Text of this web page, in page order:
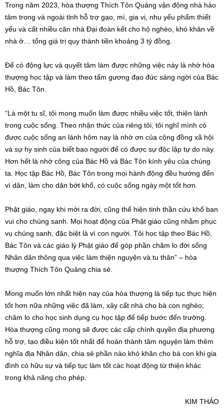
Trong năm 2023, hòa thượng Thích Tôn Quảng vận động nhà hảo
tâm trong và ngoài tỉnh hỗ trợ gạo, mì, gia vị, nhu yếu phẩm thiết
yếu và cất nhiều căn nhà Đại đoàn kết cho hộ nghèo, khó khăn về
nhà ở… tổng giá trị quy thành tiền khoảng 3 tỷ đồng.
Để có động lực và quyết tâm làm được những việc này là nhờ hòa
thượng học tập và làm theo tấm gương đạo đức sáng ngời của Bác
Hồ, Bác Tôn.
“Là một tu sĩ, tôi mong muốn làm được nhiều việc tốt, thiện lành
trong cuộc sống. Theo nhận thức của riêng tôi, tôi nghĩ mình có
được cuộc sống an lành hôm nay là nhờ ơn của cộng đồng xã hội
và sự hy sinh của biết bao người để có được sự độc lập tự do này.
Hơn hết là nhờ công của Bác Hồ và Bác Tôn kính yêu của chúng
ta. Học tập Bác Hồ, Bác Tôn trong mọi hành động đều hướng đến
vì dân, làm cho dân bớt khổ, có cuộc sống ngày một tốt hơn.
Phật giáo, ngay khi mới ra đời, cũng thể hiện tinh thần cứu khổ ban
vui cho chúng sanh. Mọi hoạt động của Phật giáo cũng nhằm phục
vụ chúng sanh, đặc biệt là vì con người. Tôi học tập theo Bác Hồ,
Bác Tôn và các giáo lý Phật giáo để góp phần chăm lo đời sống
Nhân dân thông qua việc làm thiện nguyện và tu thân” – hòa
thượng Thích Tôn Quảng chia sẻ.
Mong muốn lớn nhất hiện nay của hòa thượng là tiếp tục thực hiện
tốt hơn nữa những việc đã làm, xây cất nhà cho bà con nghèo;
chăm lo cho học sinh dụng cụ học tập để tiếp bước đến trường.
Hòa thượng cũng mong sẽ được các cấp chính quyền địa phương
hỗ trợ, tạo điều kiện tốt nhất để hoàn thành tâm nguyện làm thêm
nghĩa địa Nhân dân, chia sẻ phần nào khó khăn cho bà con khi gia
đình có hữu sự và tiếp tục làm tốt các hoạt động từ thiện khác
trong khả năng cho phép.
KIM THẢO